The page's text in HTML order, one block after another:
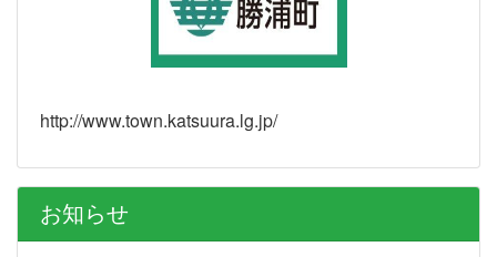
http://www.town.katsuura.lg.jp/
お知らせ